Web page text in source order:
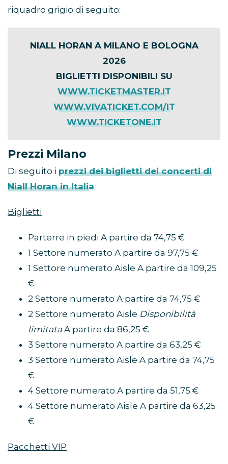
riquadro grigio di seguito:
NIALL HORAN A MILANO E BOLOGNA
2026
BIGLIETTI DISPONIBILI SU
WWW.TICKETMASTER.IT
WWW.VIVATICKET.COM/IT
WWW.TICKETONE.IT
Prezzi Milano
Di seguito i prezzi dei biglietti dei concerti di
Niall Horan in Italia:
Biglietti
Parterre in piedi A partire da 74,75 €
1 Settore numerato A partire da 97,75 €
1 Settore numerato Aisle A partire da 109,25
€
2 Settore numerato A partire da 74,75 €
2 Settore numerato Aisle Disponibilità
limitata A partire da 86,25 €
3 Settore numerato A partire da 63,25 €
3 Settore numerato Aisle A partire da 74,75
€
4 Settore numerato A partire da 51,75 €
4 Settore numerato Aisle A partire da 63,25
€
Pacchetti VIP